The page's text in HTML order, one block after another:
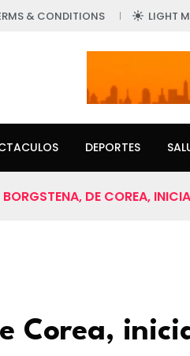
& CONDITIONS LIGHT
DEPORTES
DE COREA,
Corea,